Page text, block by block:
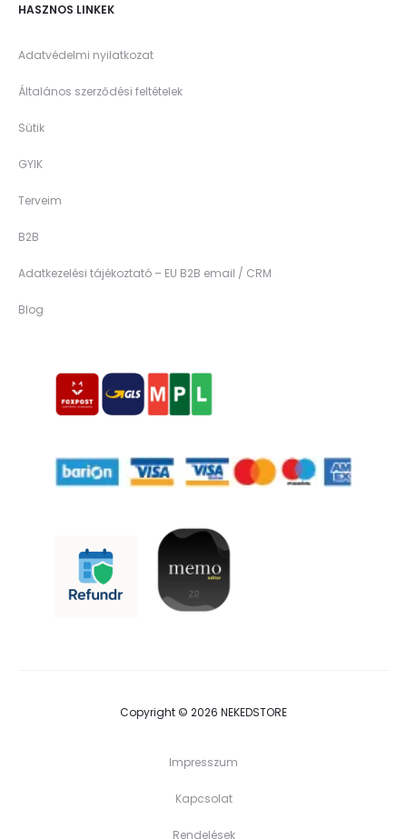
HASZNOS LINKEK
Adatvédelmi nyilatkozat
Általános szerződési feltételek
Sütik
GYIK
Terveim
B2B
Adatkezelési tájékoztató – EU B2B email / CRM
Blog
Copyright © 2026 NEKEDSTORE
Impresszum
Kapcsolat
Rendelések